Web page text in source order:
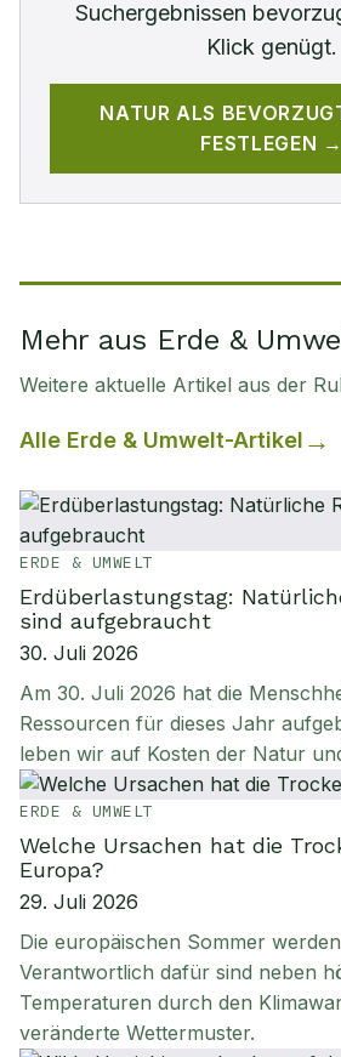
Suchergebnissen
Klick genügt.
NATUR ALS
FESTLEGEN →
Mehr aus Erde &
Weitere aktuelle Artikel aus der
Alle Erde & Umwelt-Artikel
ERDE & UMWELT
Erdüberlastungstag:
sind aufgebraucht
30. Juli 2026
Am 30. Juli 2026 hat die
Ressourcen für dieses Jahr
leben wir auf Kosten der Natur
ERDE & UMWELT
Welche Ursachen hat die
Europa?
29. Juli 2026
Die europäischen Sommer
Verantwortlich dafür sind neben
Temperaturen durch den
veränderte Wettermuster.